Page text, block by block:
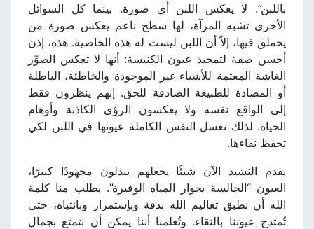
باللبن”. لا يعكس اللبن أي صورة. بينما كل السوائل
الأخرى تشبه المرآة، لها سطح ناعم يعكس صورة من
يحملق فيها، إلاّ أن اللبن ليست له هذه الخاصية. هذه، إذن
أحسن صفة لتمجيد عيون الكنيسة: أنها لا تعكس الصوِّر
الغاشة المعتمة للأشياء غير الموجودة والخاطئة، الباطلة
أو المضادة للطبيعة الصادقة للحق. إنهم ينظرون فقط
إلى الواقع نفسه ولا يعكسون الرؤى الكاذبة وأوهام
الحياة. لذلك تغسل النفس الكاملة عيونها في اللبن لكي
تحفظ نقاءها.
يقدم النشيد الآن شيئًا يجعلهم يبذلون مجهودًا كبيرًا،
العيون “الجالسة بجوار المياه الوفيرة”. يطلب منا كلمة
الله أن نطبق تعاليم الله بدقة وباِستمرار وبانتباه، حتى
تُمتدح عيوننا بالنقاء. وتُعلمنا أننا يمكن أن نتمتع بجمال